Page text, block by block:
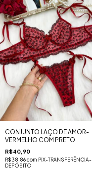
CONJUNTO LAÇO DE AMOR-
VERMELHO COM PRETO
R$40,90
R$38,86com PIX-TRANSFERÊNCIA-
DEPÓSITO